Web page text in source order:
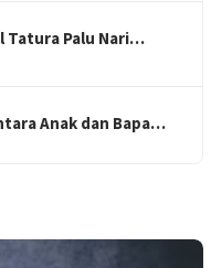
Tatura Palu Nari…
Anak dan Bapa…